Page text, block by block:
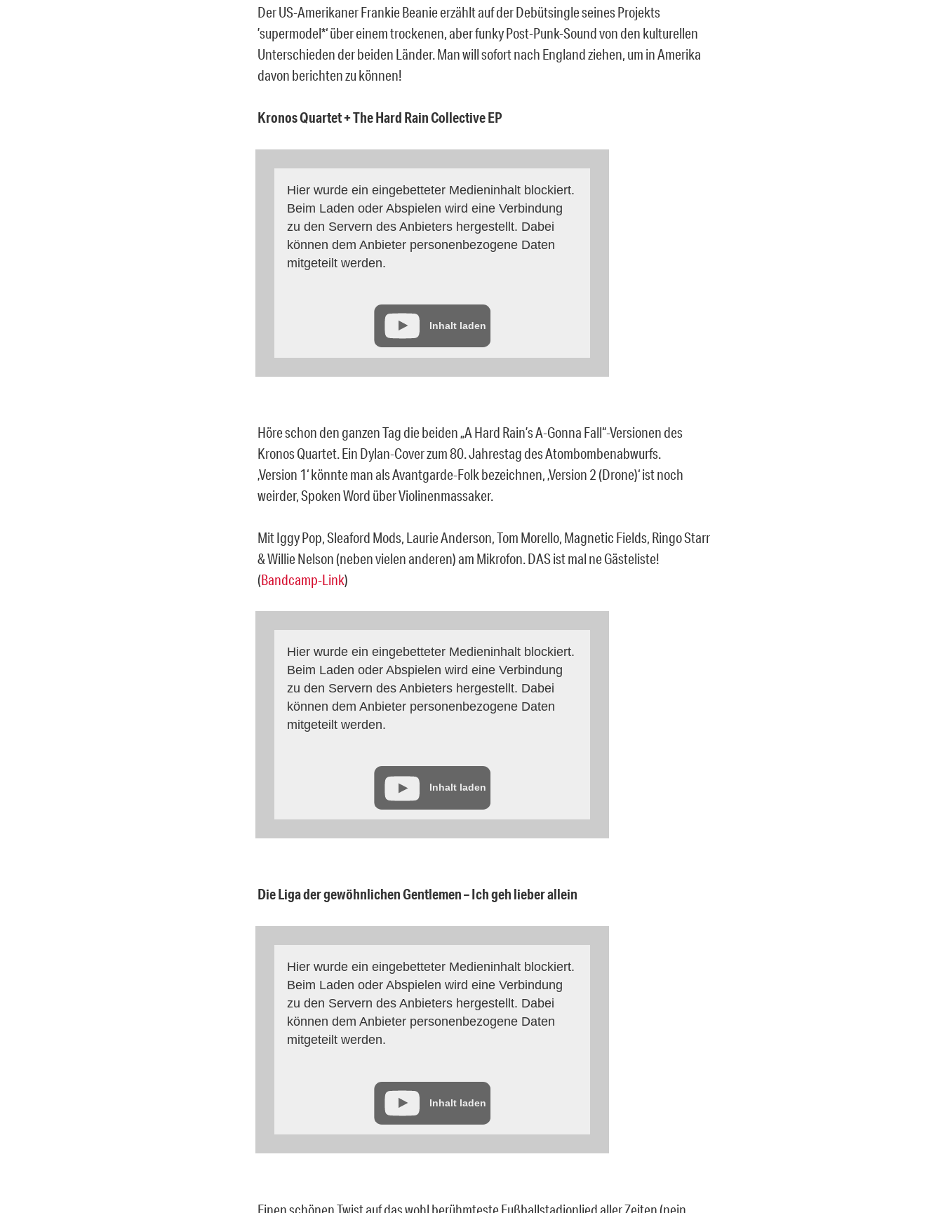
Der US-Amerikaner Frankie Beanie erzählt auf der Debütsingle seines Projekts
’supermodel*‘ über einem trockenen, aber funky Post-Punk-Sound von den kulturellen
Unterschieden der beiden Länder. Man will sofort nach England ziehen, um in Amerika
davon berichten zu können!
Kronos Quartet + The Hard Rain Collective EP
Hier wurde ein eingebetteter Medieninhalt blockiert.
Beim Laden oder Abspielen wird eine Verbindung
zu den Servern des Anbieters hergestellt. Dabei
können dem Anbieter personenbezogene Daten
mitgeteilt werden.
Inhalt laden
Höre schon den ganzen Tag die beiden „A Hard Rain’s A-Gonna Fall“-Versionen des
Kronos Quartet. Ein Dylan-Cover zum 80. Jahrestag des Atombombenabwurfs.
‚Version 1‘ könnte man als Avantgarde-Folk bezeichnen, ‚Version 2 (Drone)‘ ist noch
weirder, Spoken Word über Violinenmassaker.
Mit Iggy Pop, Sleaford Mods, Laurie Anderson, Tom Morello, Magnetic Fields, Ringo Starr
& Willie Nelson (neben vielen anderen) am Mikrofon. DAS ist mal ne Gästeliste!
(Bandcamp-Link)
Hier wurde ein eingebetteter Medieninhalt blockiert.
Beim Laden oder Abspielen wird eine Verbindung
zu den Servern des Anbieters hergestellt. Dabei
können dem Anbieter personenbezogene Daten
mitgeteilt werden.
Inhalt laden
Die Liga der gewöhnlichen Gentlemen – Ich geh lieber allein
Hier wurde ein eingebetteter Medieninhalt blockiert.
Beim Laden oder Abspielen wird eine Verbindung
zu den Servern des Anbieters hergestellt. Dabei
können dem Anbieter personenbezogene Daten
mitgeteilt werden.
Inhalt laden
Einen schönen Twist auf das wohl berühmteste Fußballstadionlied aller Zeiten (nein,